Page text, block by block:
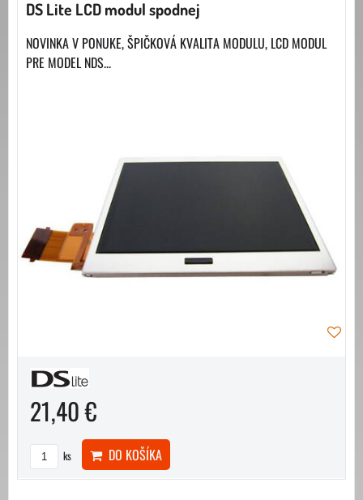
DS Lite LCD modul spodnej
NOVINKA V PONUKE, ŠPIČKOVÁ KVALITA MODULU, LCD MODUL
PRE MODEL NDS...
21,40 €
ks DO KOŠÍKA